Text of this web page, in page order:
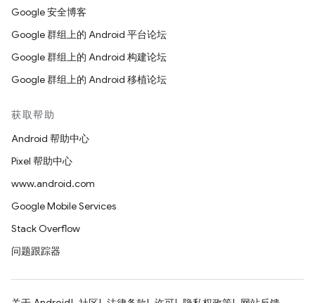
Google 安全博客
Google 群组上的 Android 平台论坛
Google 群组上的 Android 构建论坛
Google 群组上的 Android 移植论坛
获取帮助
Android 帮助中心
Pixel 帮助中心
www.android.com
Google Mobile Services
Stack Overflow
问题跟踪器